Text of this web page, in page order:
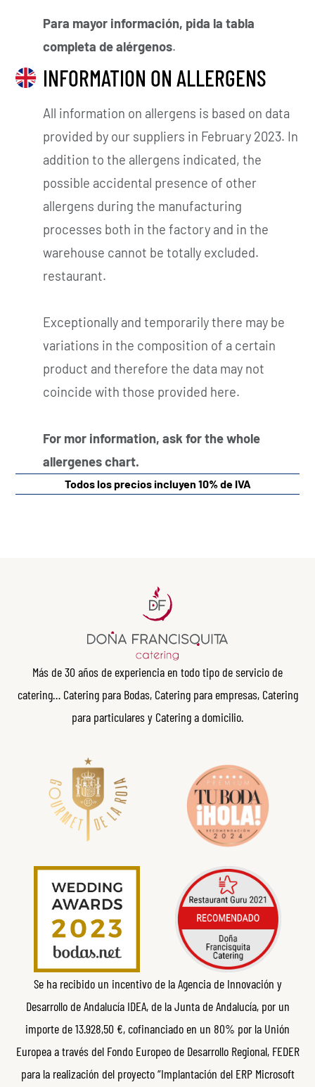
Para mayor información, pida la tabla
completa de alérgenos.
INFORMATION ON ALLERGENS
All information on allergens is based on data
provided by our suppliers in February 2023. In
addition to the allergens indicated, the
possible accidental presence of other
allergens during the manufacturing
processes both in the factory and in the
warehouse cannot be totally excluded.
restaurant.
Exceptionally and temporarily there may be
variations in the composition of a certain
product and therefore the data may not
coincide with those provided here.
For mor information, ask for the whole
allergenes chart.
Todos los precios incluyen 10% de IVA
Más de 30 años de experiencia en todo tipo de servicio de
catering… Catering para Bodas, Catering para empresas, Catering
para particulares y Catering a domicilio.
Se ha recibido un incentivo de la Agencia de Innovación y
Desarrollo de Andalucía IDEA, de la Junta de Andalucía, por un
importe de 13.928,50 €, cofinanciado en un 80% por la Unión
Europea a través del Fondo Europeo de Desarrollo Regional, FEDER
para la realización del proyecto “Implantación del ERP Microsoft